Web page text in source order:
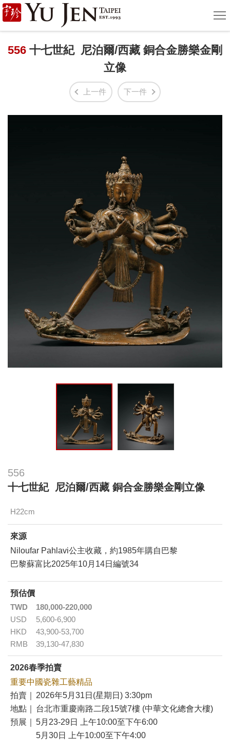
宇
珍
國
術
單
556 十七世紀 尼泊爾/西藏 銅合金勝樂金剛
立像
上一件 下一件
556
十七世紀 尼泊爾/西藏 銅合金勝樂金剛立像
H22cm
來源
Niloufar Pahlavi公主收藏，約1985年購自巴黎
巴黎蘇富比2025年10月14日編號34
預估價
TWD
180,000-220,000
USD
5,600-6,900
HKD
43,900-53,700
RMB
39,130-47,830
2026春季拍賣
重要中國瓷雜工藝精品
拍賣｜
2026年5月31日(星期日) 3:30pm
地點｜
台北市重慶南路二段15號7樓 (中華文化總會大樓)
預展｜
5月23-29日 上午10:00至下午6:00
5月30日 上午10:00至下午4:00